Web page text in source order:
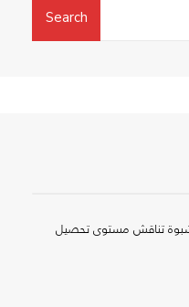
Search
بشبوة تناقش مستوى تحصيل